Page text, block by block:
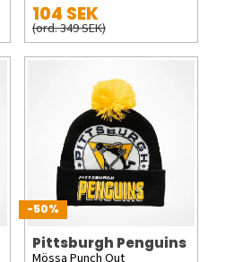
104 SEK
(ord. 349 SEK)
-50%
Pittsburgh Penguins
Mössa Punch Out